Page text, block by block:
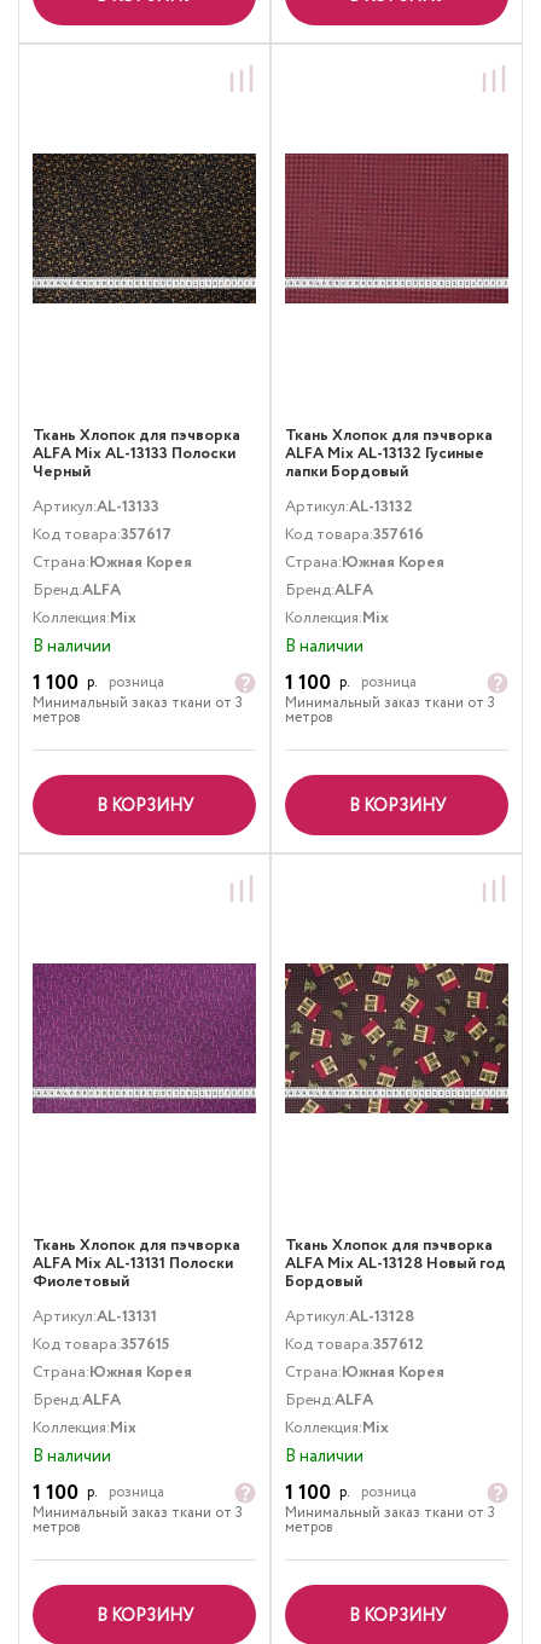
Ткань Хлопок для пэчворка
ALFA Mix AL-13133 Полоски
Черный
Артикул:AL-13133
Код товара:357617
Страна:Южная Корея
Бренд:ALFA
Коллекция:Mix
В наличии
1 100 р.
розница
Минимальный заказ ткани от 3
метров
В КОРЗИНУ
Ткань Хлопок для пэчворка
ALFA Mix AL-13132 Гусиные
лапки Бордовый
Артикул:AL-13132
Код товара:357616
Страна:Южная Корея
Бренд:ALFA
Коллекция:Mix
В наличии
1 100 р.
розница
Минимальный заказ ткани от 3
метров
В КОРЗИНУ
Ткань Хлопок для пэчворка
ALFA Mix AL-13131 Полоски
Фиолетовый
Артикул:AL-13131
Код товара:357615
Страна:Южная Корея
Бренд:ALFA
Коллекция:Mix
В наличии
1 100 р.
розница
Минимальный заказ ткани от 3
метров
В КОРЗИНУ
Ткань Хлопок для пэчворка
ALFA Mix AL-13128 Новый год
Бордовый
Артикул:AL-13128
Код товара:357612
Страна:Южная Корея
Бренд:ALFA
Коллекция:Mix
В наличии
1 100 р.
розница
Минимальный заказ ткани от 3
метров
В КОРЗИНУ